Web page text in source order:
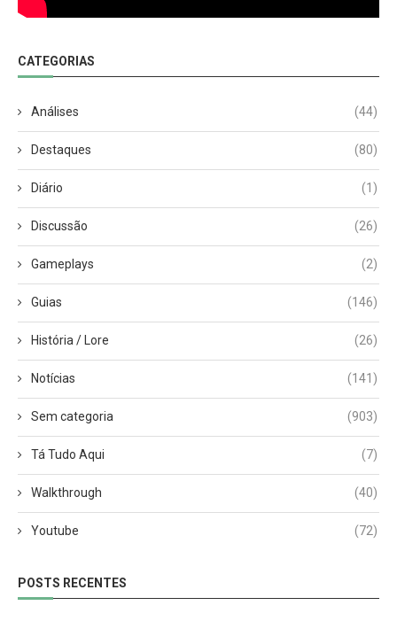
CATEGORIAS
Análises (44)
Destaques (80)
Diário (1)
Discussão (26)
Gameplays (2)
Guias (146)
História / Lore (26)
Notícias (141)
Sem categoria (903)
Tá Tudo Aqui (7)
Walkthrough (40)
Youtube (72)
POSTS RECENTES